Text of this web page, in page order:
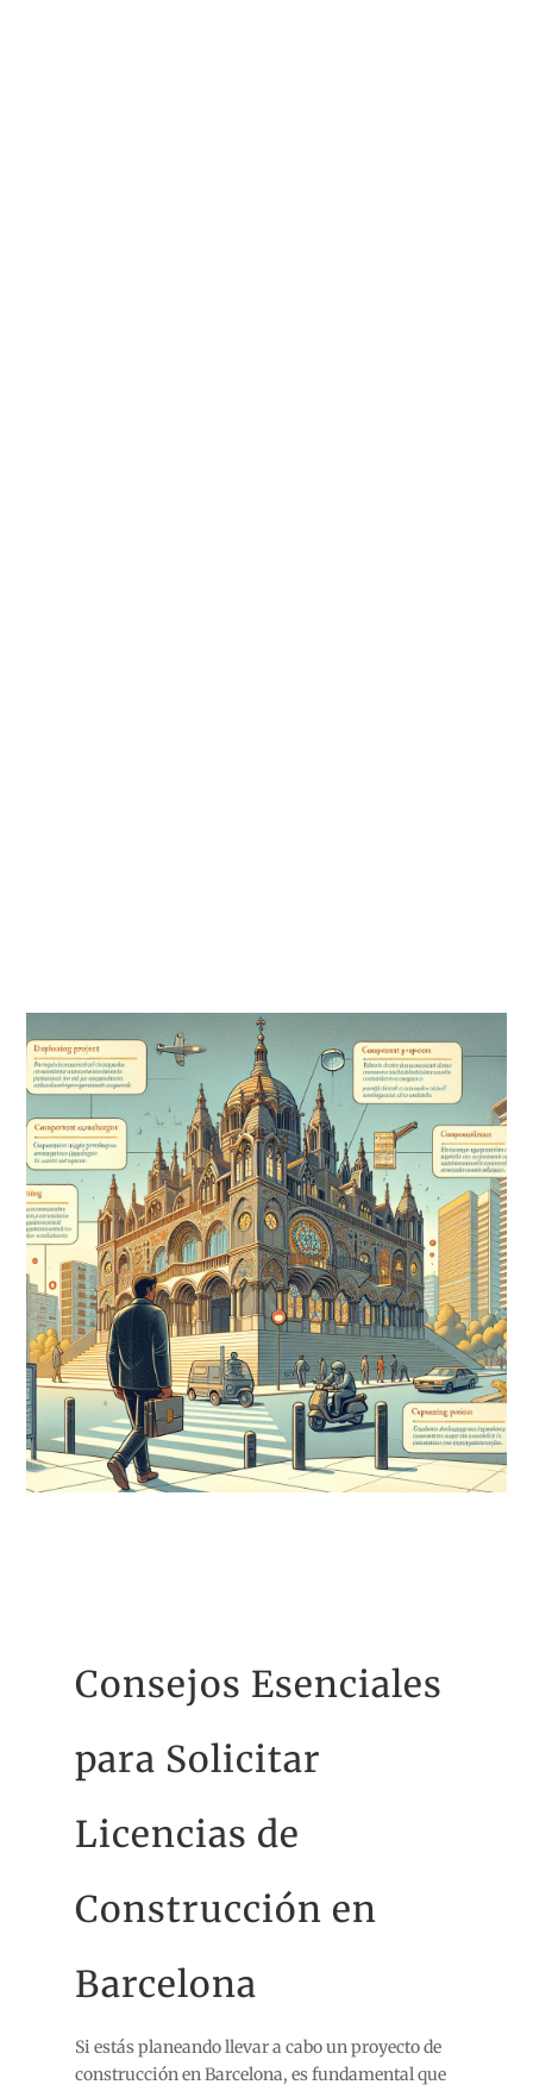
Consejos Esenciales
para Solicitar
Licencias de
Construcción en
Barcelona
Si estás planeando llevar a cabo un proyecto de
construcción en Barcelona, es fundamental que